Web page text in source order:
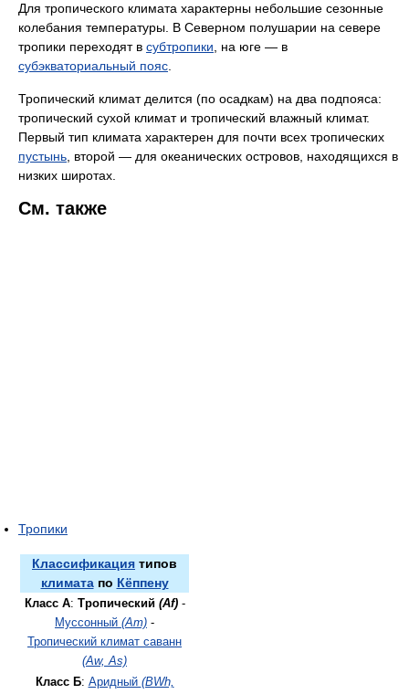
Для тропического климата характерны небольшие сезонные
колебания температуры. В Северном полушарии на севере
тропики переходят в субтропики , на юге — в
субэкваториальный пояс
Тропический климат делится (по осадкам) на два подпояса:
тропический сухой климат и тропический влажный климат.
Первый тип климата характерен для почти всех тропических
пустынь , второй — для океанических островов, находящихся в
низких широтах.
См. также
Тропики
Классификация типов
климатапо Кёппену
Класс A: Тропический (Af)-
Муссонный (Am) -
Тропический климат саванн
(Aw, As)
Класс Б: Аридный (BWh,